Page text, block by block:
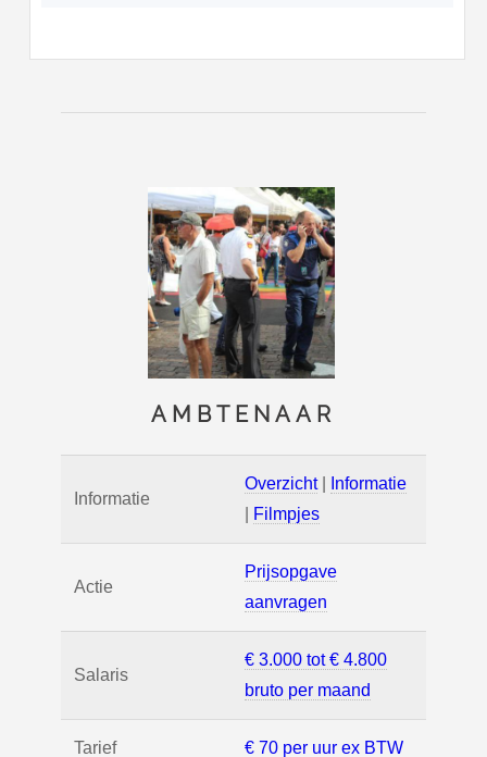
AMBTENAAR
Informatie
Overzicht|
Informatie
Filmpjes
Actie
Prijsopgave
aanvragen
Salaris
€ 3.000 tot € 4.800
bruto per maand
Tarief € 70 per uur ex BTW